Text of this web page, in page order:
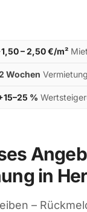
– 2,50 €/m²
Wochen
%
in
–